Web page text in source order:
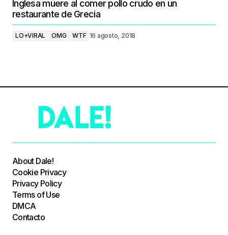
Inglesa muere al comer pollo crudo en un
restaurante de Grecia
LO+VIRAL OMG WTF 16 agosto, 2018
About Dale!
Cookie Privacy
Privacy Policy
Terms of Use
DMCA
Contacto